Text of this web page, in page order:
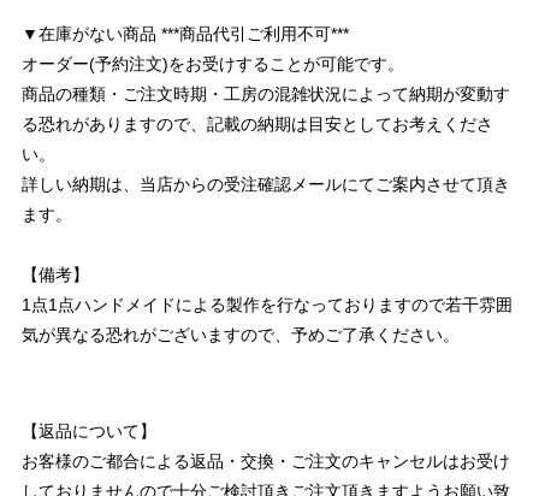
▼在庫がない商品 ***商品代引ご利用不可***
オーダー(予約注文)をお受けすることが可能です。
商品の種類・ご注文時期・工房の混雑状況によって納期が変動す
る恐れがありますので、記載の納期は目安としてお考えくださ
い。
詳しい納期は、当店からの受注確認メールにてご案内させて頂き
ます。
【備考】
1点1点ハンドメイドによる製作を行なっておりますので若干雰囲
気が異なる恐れがございますので、予めご了承ください。
【返品について】
お客様のご都合による返品・交換・ご注文のキャンセルはお受け
しておりませんので十分ご検討頂きご注文頂きますようお願い致